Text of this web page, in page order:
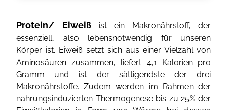
Protein/ Eiweißist ein Makronährstoff, der
essenziell, also lebensnotwendig für unseren
Körper ist. Eiweiß setzt sich aus einer Vielzahl von
Aminosäuren zusammen, liefert 4,1 Kalorien pro
Gramm und ist der sättigendste der drei
Makronährstoffe. Zudem werden im Rahmen der
nahrungsinduzierten Thermogenese bis zu 25% der